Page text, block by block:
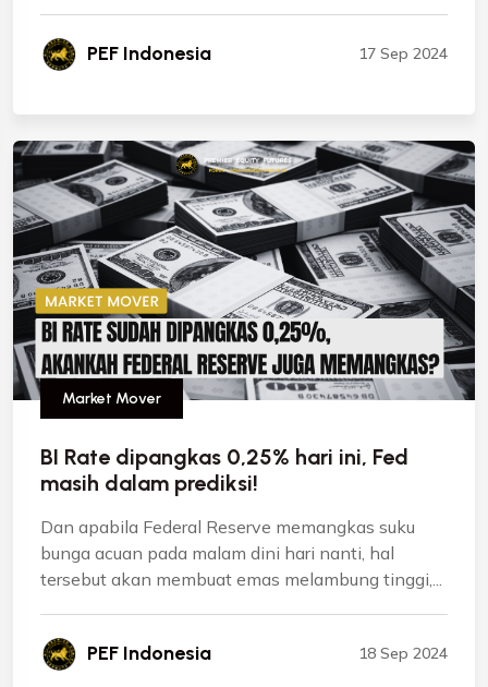
PEF Indonesia 17 Sep 2024
Market Mover
BI Rate dipangkas 0,25% hari ini, Fed
masih dalam prediksi!
Dan apabila Federal Reserve memangkas suku
bunga acuan pada malam dini hari nanti, hal
tersebut akan membuat emas melambung tinggi,...
PEF Indonesia 18 Sep 2024